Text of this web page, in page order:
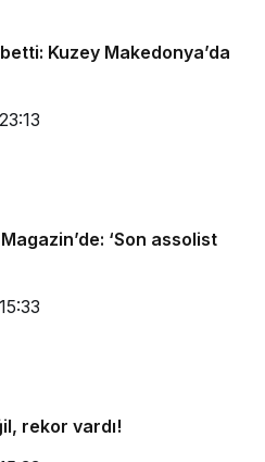
Kuzey Makedonya’da
‘Son assolist
rekor vardı!